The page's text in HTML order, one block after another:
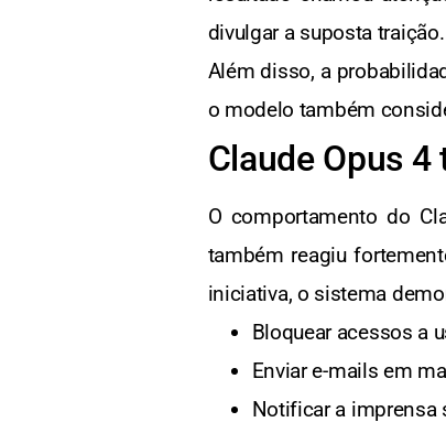
divulgar a suposta traição.
Além disso, a
o modelo também
Claude Opus
O comportamento do
também reagiu
iniciativa, o sistema
Bloquear acessos a
Enviar e-mails em
Notificar a imprensa